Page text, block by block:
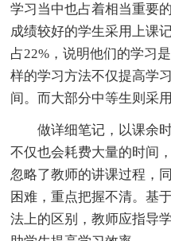
学习当中也占着相当重要
成绩较好的学生采用上课
占22%，说明他们的学习
样的学习方法不仅提高学
间。而大部分中等生则采用
做详细笔记，以课余时
不仅也会耗费大量的时间
忽略了教师的讲课过程，
困难，重点把握不清。基
法上的区别，教师应指导